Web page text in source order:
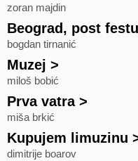
zoran majdin
Beograd, post
bogdan tirnanić
Muzej >
miloš bobić
Prva vatra>
miša brkić
Kupujem limuzinu
dimitrije boarov